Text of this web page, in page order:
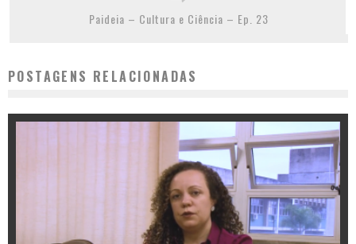
Paideia – Cultura e Ciência – Ep. 23
POSTAGENS RELACIONADAS